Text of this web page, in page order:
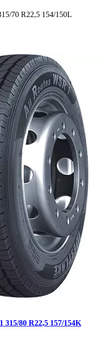
70 R22,5 154/150L
80 R22,5 157/154K